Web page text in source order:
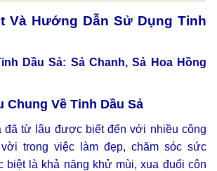
Và Hướng Dẫn Sử Dụng Tinh
Dầu Sả: Sả Chanh, Sả Hoa Hồng
Chung Về Tinh Dầu Sả
đã từ lâu được biết đến với nhiều công
trong việc làm đẹp, chăm sóc sức
biệt là khả năng khử mùi, xua đuổi côn